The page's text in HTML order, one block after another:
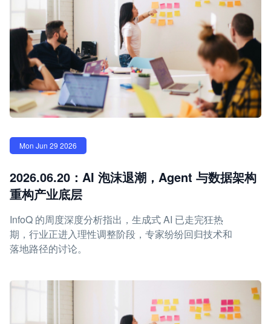
Mon Jun 29 2026
2026.06.20：AI 泡沫退潮，Agent 与数据架构
重构产业底层
InfoQ 的周度深度分析指出，生成式 AI 已走完狂热
期，行业正进入理性调整阶段，专家纷纷回归技术和
落地路径的讨论。